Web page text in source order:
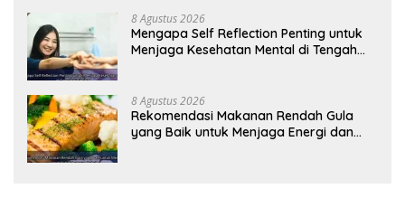
8 Agustus 2026
Mengapa Self Reflection Penting untuk
Menjaga Kesehatan Mental di Tengah
8 Agustus 2026
Rekomendasi Makanan Rendah Gula
yang Baik untuk Menjaga Energi dan